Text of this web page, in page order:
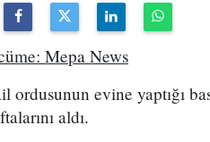
Mepa News
ordusunun evine yaptığı
aldı.